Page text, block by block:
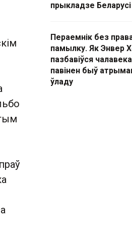
прыкладзе Беларусі
Пераемнік без
памылку. Як Энвер
пазбавіўся
павінен быў
ўладу